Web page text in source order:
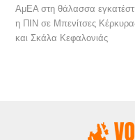
ΑμΕΑ στη θάλασσα
η ΠΙΝ σε Μπενίτσες
και Σκάλα Κεφαλονιάς